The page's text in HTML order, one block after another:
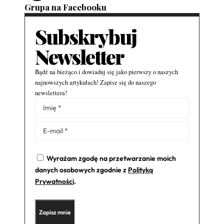
Grupa na Facebooku
Subskrybuj
Newsletter
Bądź na bieżąco i dowiaduj się jako pierwszy o naszych
najnowszych artykułach! Zapisz się do naszego
newslettera!
Wyrażam zgodę na przetwarzanie moich
danych osobowych zgodnie z Polityką
Prywatności.
Alternative: